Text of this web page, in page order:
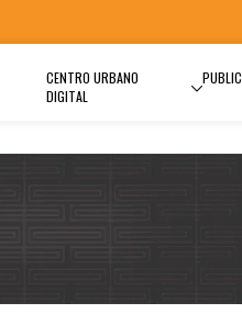
CENTRO URBANO
DIGITAL